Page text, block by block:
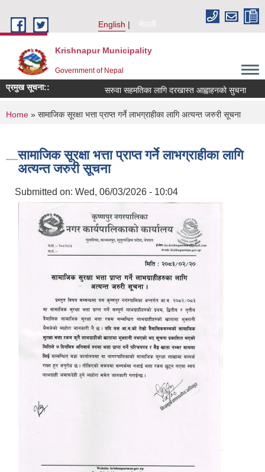
English
नेपाली
Krishnapur Municipality
Government of Nepal
प्रमुख सूचना:: सरुवा सहमतिका लागि दरखास्त आह्वाहनको सुचना
You are here
Home » सामाजिक सूरक्षा भत्ता प्राप्त गर्ने लाभग्राहीका लागि अत्यन्त जरुरी सूचना
सामाजिक सूरक्षा भत्ता प्राप्त गर्ने लाभग्राहीका लागि
अत्यन्त जरुरी सूचना
Submitted on: Wed, 06/03/2026 - 10:04